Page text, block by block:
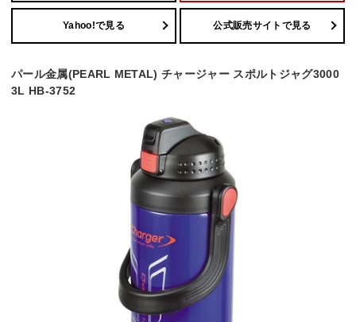
Yahoo!で見る 公式販売サイトで見る
パール金属(PEARL METAL) チャージャー スポルトジャグ3000
3L HB-3752